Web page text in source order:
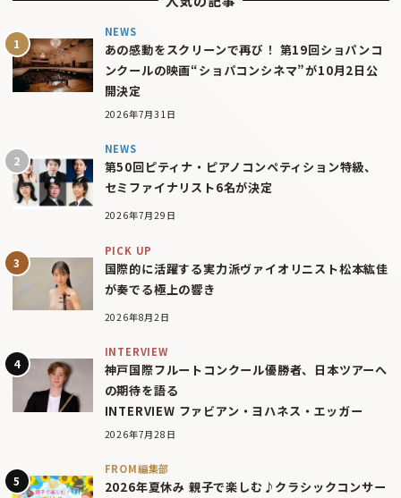
NEWS
あの感動をスクリーンで再び！ 第19回ショパンコ
ンクールの映画“ショパコンシネマ”が10月2日公
開決定
2026年7月31日
NEWS
第50回ピティナ・ピアノコンペティション特級、
セミファイナリスト6名が決定
2026年7月29日
PICK UP
国際的に活躍する実力派ヴァイオリニスト松本紘佳
が奏でる極上の響き
2026年8月2日
INTERVIEW
神戸国際フルートコンクール優勝者、日本ツアーへ
の期待を語る
INTERVIEW ファビアン・ヨハネス・エッガー
2026年7月28日
FROM編集部
2026年夏休み 親子で楽しむ♪クラシックコンサー